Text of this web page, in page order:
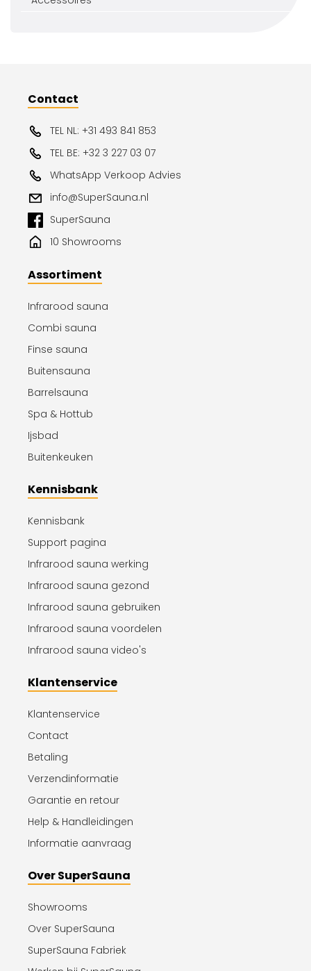
Contact
TEL NL: +31 493 841 853
TEL BE: +32 3 227 03 07
WhatsApp Verkoop Advies
info@SuperSauna.nl
SuperSauna
10 Showrooms
Assortiment
Infrarood sauna
Combi sauna
Finse sauna
Buitensauna
Barrelsauna
Spa & Hottub
Ijsbad
Buitenkeuken
Kennisbank
Kennisbank
Support pagina
Infrarood sauna werking
Infrarood sauna gezond
Infrarood sauna gebruiken
Infrarood sauna voordelen
Infrarood sauna video's
Klantenservice
Klantenservice
Contact
Betaling
Verzendinformatie
Garantie en retour
Help & Handleidingen
Informatie aanvraag
Over SuperSauna
Showrooms
Over SuperSauna
SuperSauna Fabriek